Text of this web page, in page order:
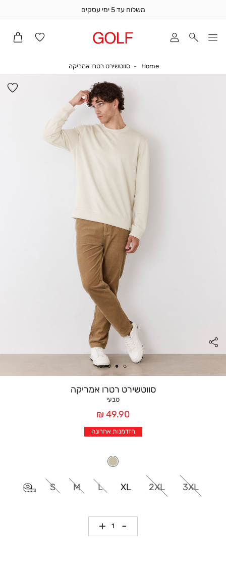
מכירה
משלוח עד 5 ימי עסקים
Home
Homeסווטשירט רטרו אמריקה
סווטשירט רטרו אמריקה
טבעי
מחיר
אחרי
הנחה
49.90 ₪
הזדמנות אחרונה
S M L XL 2XL 3XL
כמות